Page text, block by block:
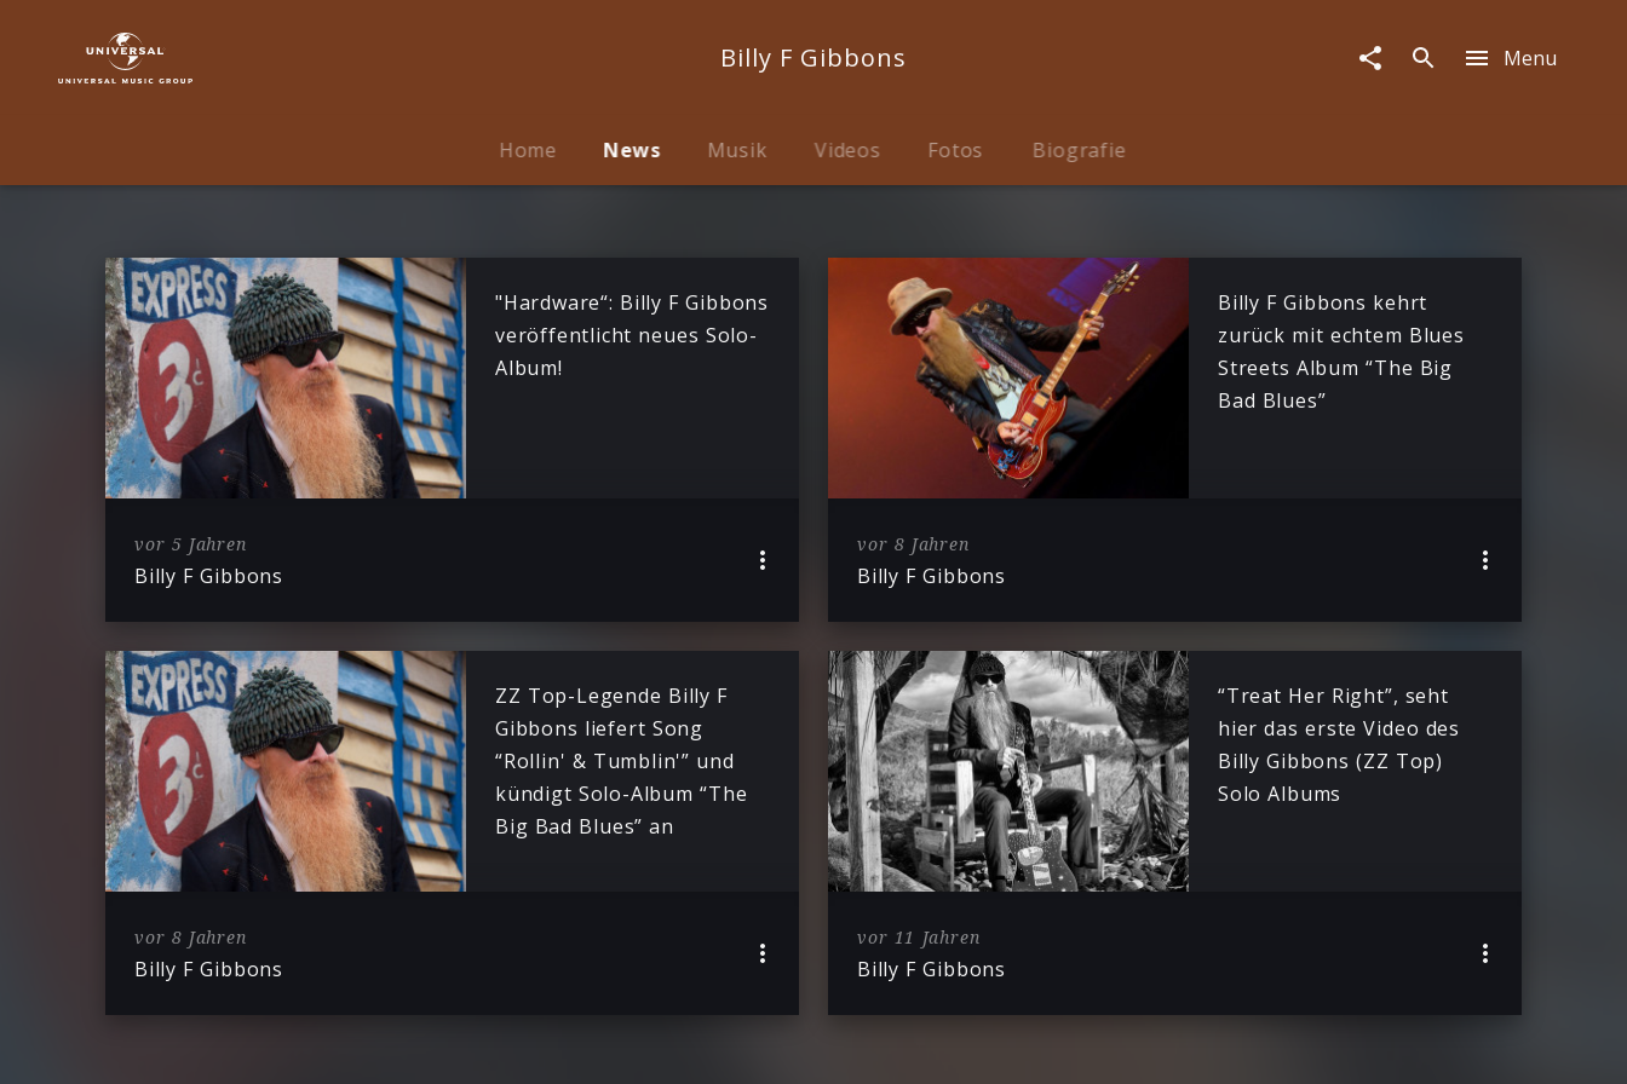
Gibbons
Billy F Gibbons Menu
Home News Musik Videos Fotos Biografie
"Hardware“: Billy F Gibbons
veröffentlicht neues Solo-
Album!
vor 5 Jahren
Billy F Gibbons
Billy F Gibbons kehrt
zurück mit echtem Blues
Streets Album “The Big
Bad Blues”
vor 8 Jahren
Billy F Gibbons
ZZ Top-Legende Billy F
Gibbons liefert Song
“Rollin' & Tumblin'” und
kündigt Solo-Album “The
Big Bad Blues” an
vor 8 Jahren
Billy F Gibbons
“Treat Her Right”, seht
hier das erste Video des
Billy Gibbons (ZZ Top)
Solo Albums
vor 11 Jahren
Billy F Gibbons